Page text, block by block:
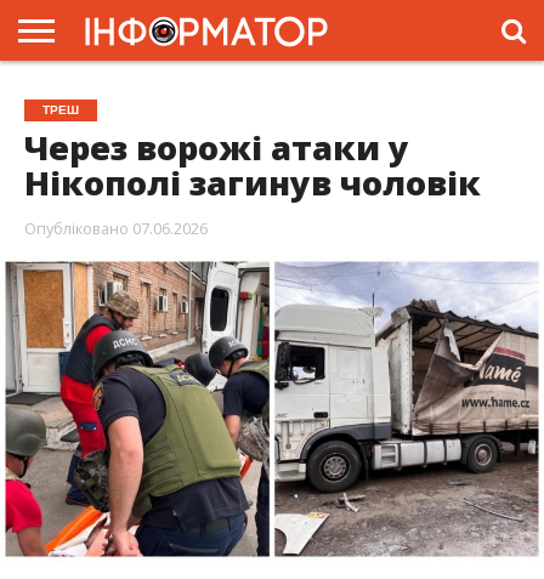
ГОЛОВНА
ЖИТТЯ
ВЛАДА
ГРОШІ
ТРЕШ
ПРЕС-
РЕЛІЗИ
РЕКЛАМА
ПРОЕКТИ
ТРЕШ
Через ворожі атаки у
Нікополі загинув чоловік
Опубліковано 07.06.2026